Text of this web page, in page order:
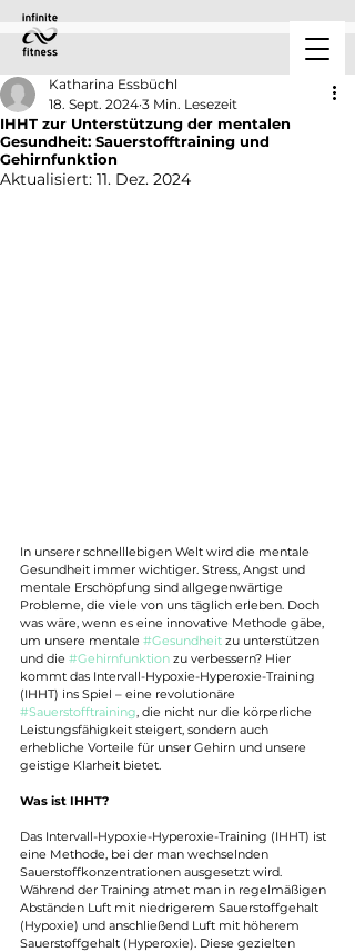
IHHT zur Unterstützung der mentalen
Gesundheit: Sauerstofftraining und
Gehirnfunktion
Katharina Essbüchl
18. Sept. 2024 3 Min. Lesezeit
Aktualisiert: 11. Dez. 2024
In unserer schnelllebigen Welt wird die mentale
Gesundheit immer wichtiger. Stress, Angst und
mentale Erschöpfung sind allgegenwärtige
Probleme, die viele von uns täglich erleben. Doch
was wäre, wenn es eine innovative Methode gäbe,
um unsere mentale #Gesundheit zu unterstützen
und die #Gehirnfunktion zu verbessern? Hier
kommt das Intervall-Hypoxie-Hyperoxie-Training
(IHHT) ins Spiel – eine revolutionäre
#Sauerstofftraining, die nicht nur die körperliche
Leistungsfähigkeit steigert, sondern auch
erhebliche Vorteile für unser Gehirn und unsere
geistige Klarheit bietet.
Was ist IHHT?
Das Intervall-Hypoxie-Hyperoxie-Training (IHHT) ist
eine Methode, bei der man wechselnden
Sauerstoffkonzentrationen ausgesetzt wird.
Während der Training atmet man in regelmäßigen
Abständen Luft mit niedrigerem Sauerstoffgehalt
(Hypoxie) und anschließend Luft mit höherem
Sauerstoffgehalt (Hyperoxie). Diese gezielten